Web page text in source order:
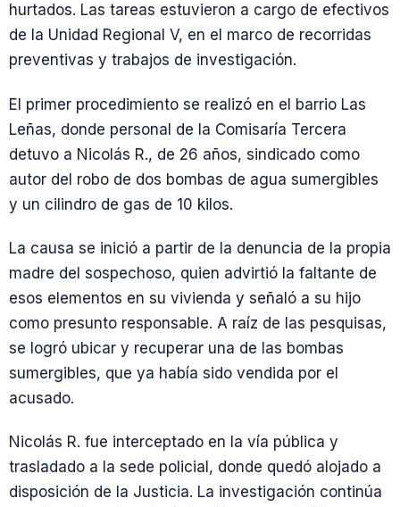
hurtados. Las tareas estuvieron a cargo de efectivos
de la Unidad Regional V, en el marco de recorridas
preventivas y trabajos de investigación.
El primer procedimiento se realizó en el barrio Las
Leñas, donde personal de la Comisaría Tercera
detuvo a Nicolás R., de 26 años, sindicado como
autor del robo de dos bombas de agua sumergibles
y un cilindro de gas de 10 kilos.
La causa se inició a partir de la denuncia de la propia
madre del sospechoso, quien advirtió la faltante de
esos elementos en su vivienda y señaló a su hijo
como presunto responsable. A raíz de las pesquisas,
se logró ubicar y recuperar una de las bombas
sumergibles, que ya había sido vendida por el
acusado.
Nicolás R. fue interceptado en la vía pública y
trasladado a la sede policial, donde quedó alojado a
disposición de la Justicia. La investigación continúa